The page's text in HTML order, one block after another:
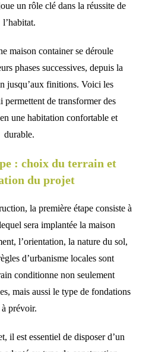
un rôle clé dans la réussite de
l’habitat.
maison container se déroule
phases successives, depuis la
jusqu’aux finitions. Voici les
permettent de transformer des
une habitation confortable et
durable.
: choix du terrain et
du projet
la première étape consiste à
sera implantée la maison
l’orientation, la nature du sol,
d’urbanisme locales sont
conditionne non seulement
mais aussi le type de fondations
à prévoir.
il est essentiel de disposer d’un